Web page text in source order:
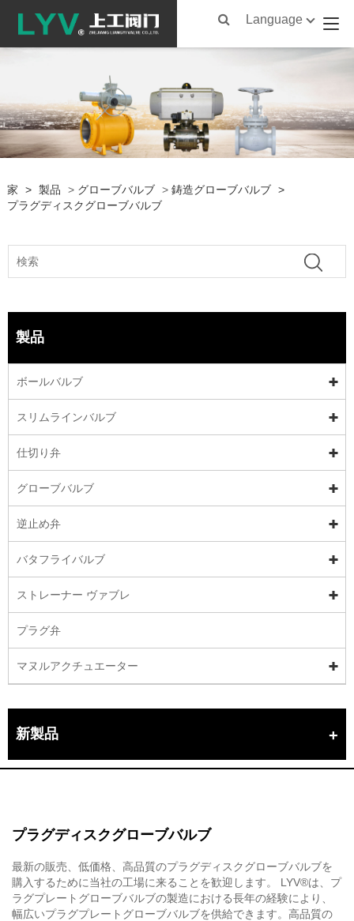
Language
家 > 製品 > グローブバルブ > 鋳造グローブバルブ >
プラグディスクグローブバルブ
製品
ボールバルブ
スリムラインバルブ
仕切り弁
グローブバルブ
逆止め弁
バタフライバルブ
ストレーナー ヴァブレ
プラグ弁
マヌルアクチュエーター
新製品
プラグディスクグローブバルブ
最新の販売、低価格、高品質のプラグディスクグローブバルブを
購入するために当社の工場に来ることを歓迎します。 LYV®は、プ
ラグプレートグローブバルブの製造における長年の経験により、
幅広いプラグプレートグローブバルブを供給できます。高品質の